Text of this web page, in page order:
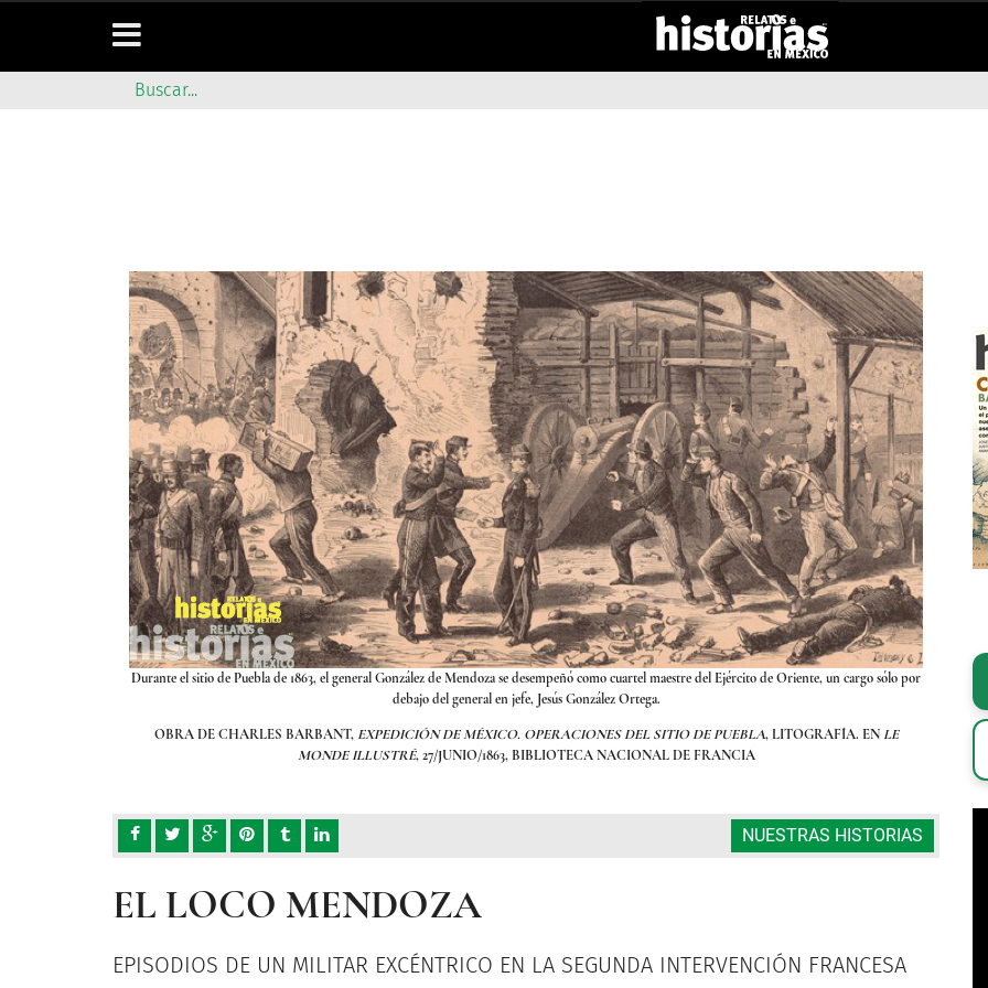
Durante el sitio de Puebla de 1863, el general González de Mendoza se desempeñó como cuartel maestre del Ejército de Oriente, un cargo sólo por
debajo del general en jefe, Jesús González Ortega.
OBRA DE CHARLES BARBANT, EXPEDICIÓN DE MÉXICO. OPERACIONES DEL SITIO DE PUEBLA, LITOGRAFÍA. ENLE
MONDE ILLUSTRÉ, 27/JUNIO/1863, BIBLIOTECA NACIONAL DE FRANCIA
Durante
NUESTRAS HISTORIAS
EL LOCO MENDOZA
EPISODIOS DE UN MILITAR EXCÉNTRICO EN LA SEGUNDA INTERVENCIÓN FRANCESA